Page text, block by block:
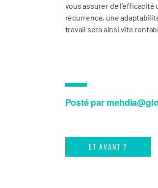
vous assurer de l’efficacité
récurrence, une
travail sera ainsi vite
Posté par
ET AVANT ?